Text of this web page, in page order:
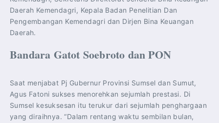
Daerah Kemendagri, Kepala Badan Penelitian Dan
Pengembangan Kemendagri dan Dirjen Bina Keuangan
Daerah.
Bandara Gatot Soebroto dan PON
Saat menjabat Pj Gubernur Provinsi Sumsel dan Sumut,
Agus Fatoni sukses menorehkan sejumlah prestasi. Di
Sumsel kesuksesan itu terukur dari sejumlah penghargaan
yang diraihnya. “Dalam rentang waktu sembilan bulan,